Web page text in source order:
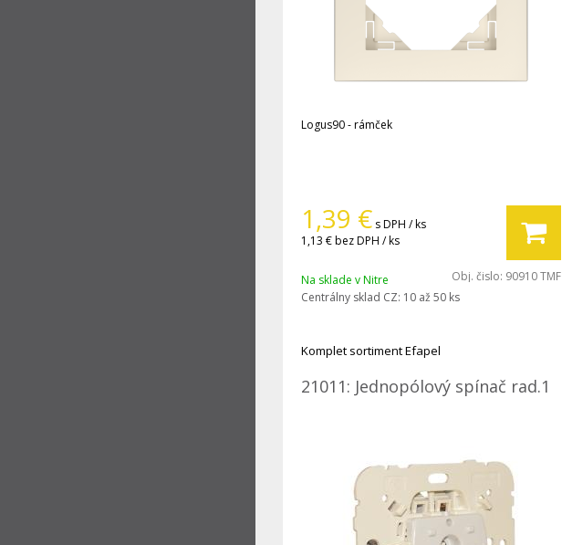
Logus90 - rámček
1,39 € s DPH / ks
1,13 €bez DPH / ks
Na sklade v Nitre Obj. čislo: 90910 TMF
Centrálny sklad CZ: 10 až 50 ks
Komplet sortiment Efapel
21011: Jednopólový spínač rad.1